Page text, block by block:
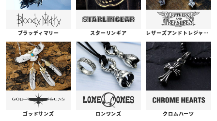
ブラッディマリー スターリンギア レザーズアンドトレジャーズ
ゴッドサンズ ロンワンズ クロムハーツ